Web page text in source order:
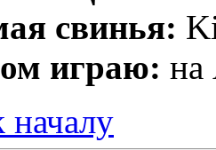
свинья:
играю: на
началу